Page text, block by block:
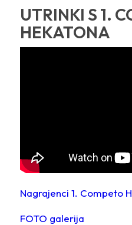
UTRINKI S 1.
HEKATONA
Nagrajenci 1. Competo
FOTO galerija